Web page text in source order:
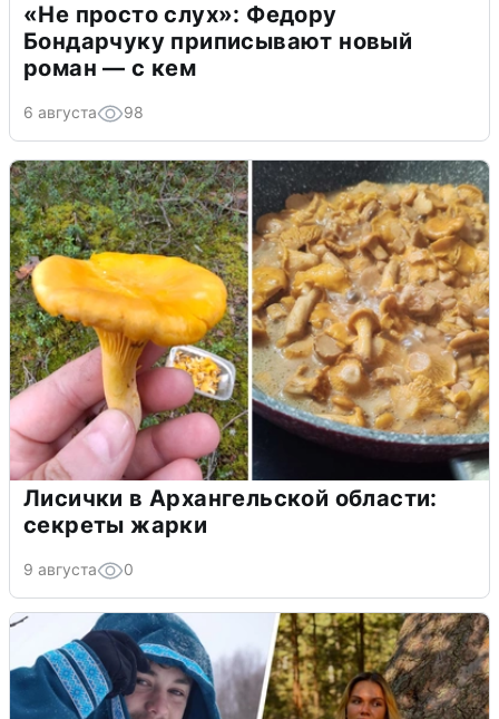
«Не просто слух»: Федору
Бондарчуку приписывают новый
роман — с кем
6 августа 98
Лисички в Архангельской области:
секреты жарки
9 августа 0